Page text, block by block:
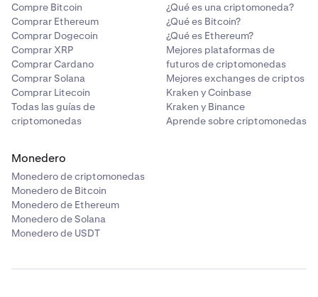
Compre Bitcoin
Comprar Ethereum
Comprar Dogecoin
Comprar XRP
Comprar Cardano
Comprar Solana
Comprar Litecoin
Todas las guías de
criptomonedas
¿Qué es una criptomoneda?
¿Qué es Bitcoin?
¿Qué es Ethereum?
Mejores plataformas de
futuros de criptomonedas
Mejores exchanges de criptos
Kraken y Coinbase
Kraken y Binance
Aprende sobre criptomonedas
Monedero
Monedero de criptomonedas
Monedero de Bitcoin
Monedero de Ethereum
Monedero de Solana
Monedero de USDT